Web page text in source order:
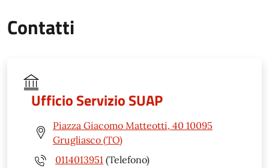
Contatti
Ufficio Servizio SUAP
Piazza Giacomo Matteotti, 40 10095
Grugliasco (TO)
0114013951 (Telefono)